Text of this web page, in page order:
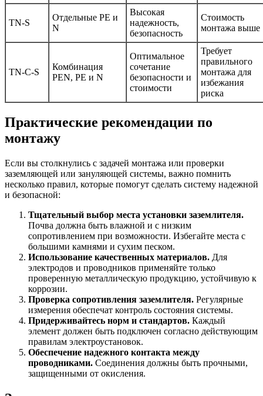
TN-S
Отдельные PE и
N
Высокая
надежность,
безопасность
Стоимость
монтажа выше
TN-C-S
Комбинация
PEN, PE и N
Оптимальное
сочетание
безопасности и
стоимости
Требует
правильного
монтажа для
избежания
риска
Практические рекомендации по
монтажу
Если вы столкнулись с задачей монтажа или проверки
заземляющей или зануляющей системы, важно помнить
несколько правил, которые помогут сделать систему надежной
и безопасной:
Тщательный выбор места установки заземлителя.
Почва должна быть влажной и с низким
сопротивлением при возможности. Избегайте места с
большими камнями и сухим песком.
Использование качественных материалов. Для
электродов и проводников применяйте только
проверенную металлическую продукцию, устойчивую к
коррозии.
Проверка сопротивления заземлителя. Регулярные
измерения обеспечат контроль состояния системы.
Придерживайтесь норм и стандартов. Каждый
элемент должен быть подключен согласно действующим
правилам электроустановок.
Обеспечение надежного контакта между
проводниками. Соединения должны быть прочными,
защищенными от окисления.